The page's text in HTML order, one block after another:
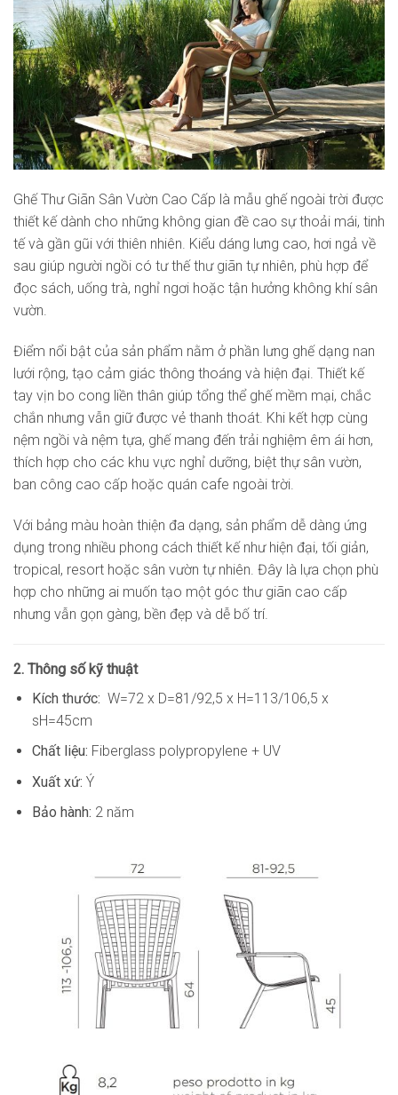
Ghế Thư Giãn Sân Vườn Cao Cấp là mẫu ghế ngoài trời được
thiết kế dành cho những không gian đề cao sự thoải mái, tinh
tế và gần gũi với thiên nhiên. Kiểu dáng lưng cao, hơi ngả về
sau giúp người ngồi có tư thế thư giãn tự nhiên, phù hợp để
đọc sách, uống trà, nghỉ ngơi hoặc tận hưởng không khí sân
vườn.
Điểm nổi bật của sản phẩm nằm ở phần lưng ghế dạng nan
lưới rộng, tạo cảm giác thông thoáng và hiện đại. Thiết kế
tay vịn bo cong liền thân giúp tổng thể ghế mềm mại, chắc
chắn nhưng vẫn giữ được vẻ thanh thoát. Khi kết hợp cùng
nệm ngồi và nệm tựa, ghế mang đến trải nghiệm êm ái hơn,
thích hợp cho các khu vực nghỉ dưỡng, biệt thự sân vườn,
ban công cao cấp hoặc quán cafe ngoài trời.
Với bảng màu hoàn thiện đa dạng, sản phẩm dễ dàng ứng
dụng trong nhiều phong cách thiết kế như hiện đại, tối giản,
tropical, resort hoặc sân vườn tự nhiên. Đây là lựa chọn phù
hợp cho những ai muốn tạo một góc thư giãn cao cấp
nhưng vẫn gọn gàng, bền đẹp và dễ bố trí.
2. Thông số kỹ thuật
Kích thước: W=72 x D=81/92,5 x H=113/106,5 x
sH=45cm
Chất liệu: Fiberglass polypropylene + UV
Xuất xứ: Ý
Bảo hành: 2 năm